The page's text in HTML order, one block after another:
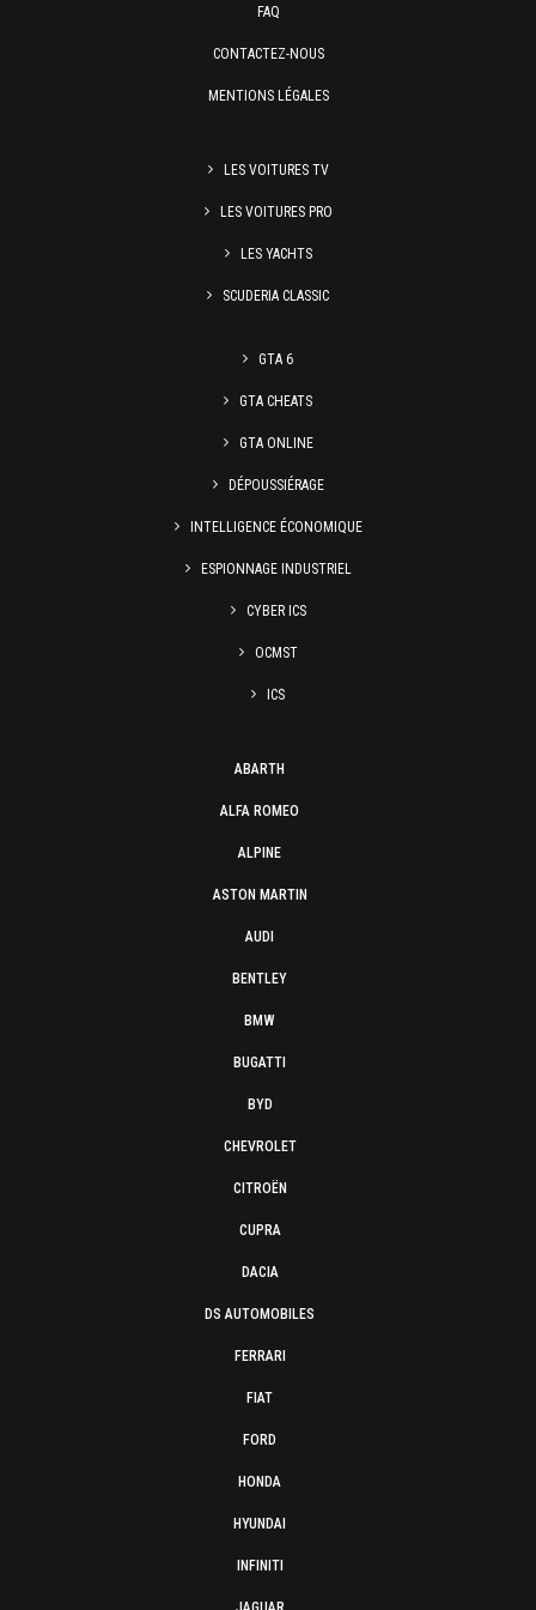
FAQ
CONTACTEZ-NOUS
MENTIONS LÉGALES
LES VOITURES TV
LES VOITURES PRO
LES YACHTS
SCUDERIA CLASSIC
GTA 6
GTA CHEATS
GTA ONLINE
DÉPOUSSIÉRAGE
INTELLIGENCE ÉCONOMIQUE
ESPIONNAGE INDUSTRIEL
CYBER ICS
OCMST
ICS
ABARTH
ALFA ROMEO
ALPINE
ASTON MARTIN
AUDI
BENTLEY
BMW
BUGATTI
BYD
CHEVROLET
CITROËN
CUPRA
DACIA
DS AUTOMOBILES
FERRARI
FIAT
FORD
HONDA
HYUNDAI
INFINITI